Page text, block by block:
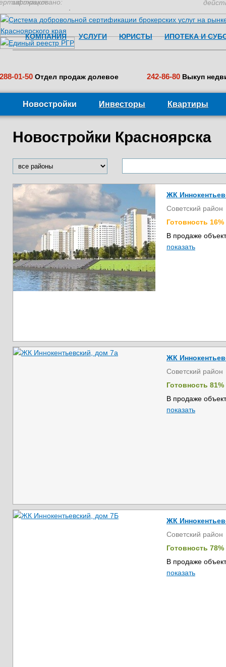
застраховано:
КОМПАНИЯ УСЛУГИ ЮРИСТЫ ИПОТЕКА И
288-01-50 Отдел продаж долевое 242-86-80 Выкуп
Новостройки Инвесторы Квартиры
Новостройки Красноярска
ЖК
Советский район
Готовность 16%
В продаже
показать
ЖК
Советский район
Готовность 81%
В продаже
показать
ЖК
Советский район
Готовность 78%
В продаже
показать